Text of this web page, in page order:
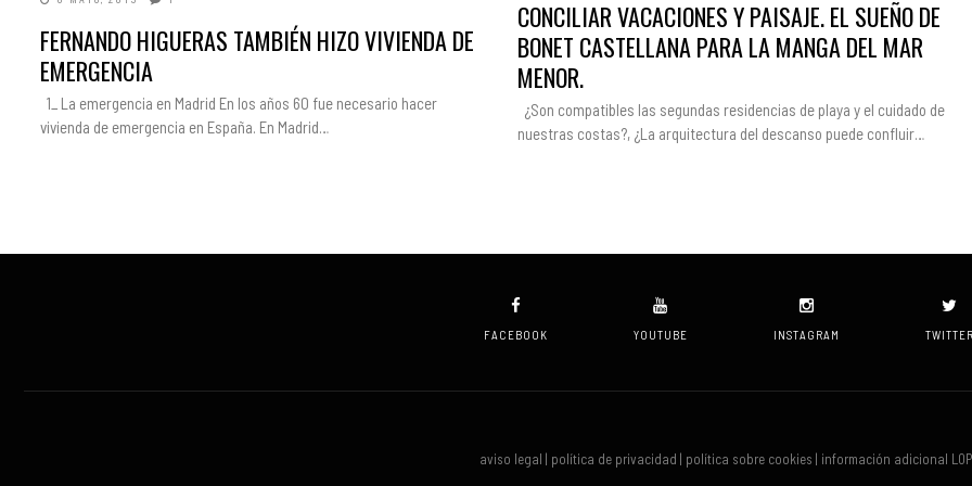
CONCILIAR VACACIONES Y PAISAJE. EL SUEÑO DE
BONET CASTELLANA PARA LA MANGA DEL MAR
MENOR.
¿Son compatibles las segundas residencias de playa y el cuidado de
nuestras costas?, ¿La arquitectura del descanso puede confluir…
FERNANDO HIGUERAS TAMBIÉN HIZO VIVIENDA DE
EMERGENCIA
1_ La emergencia en Madrid En los años 60 fue necesario hacer
vivienda de emergencia en España. En Madrid…
FACEBOOK YOUTUBE INSTAGRAM
aviso legal | política de privacidad | política sobre cookies | información adicional